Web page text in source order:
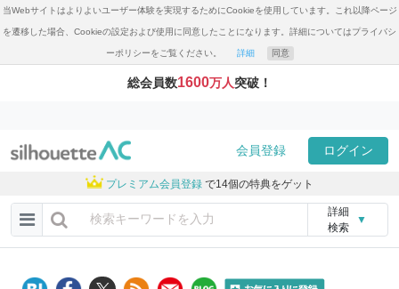
当Webサイトはよりよいユーザー体験を実現するためにCookieを使用しています。これ以降ページ
を遷移した場合、Cookieの設定および使用に同意したことになります。詳細についてはプライバシ
ーポリシーをご覧ください。 詳細 同意
総会員数1600万人突破！
会員登録 ログイン
プレミアム会員登録 で14個の特典をゲット
詳細
検索
▼